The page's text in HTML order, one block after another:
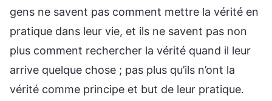
gens ne savent pas comment mettre la vérité en
pratique dans leur vie, et ils ne savent pas non
plus comment rechercher la vérité quand il leur
arrive quelque chose ; pas plus qu’ils n’ont la
vérité comme principe et but de leur pratique.